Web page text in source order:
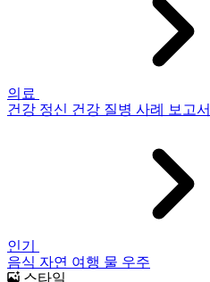
의료
건강 정신 건강 질병 사례 보고서
인기
음식 자연 여행 물 우주
스타일